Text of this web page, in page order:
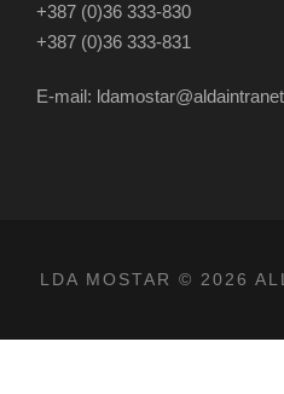
+387 (0)36 333-830
+387 (0)36 333-831
E-mail:
LDA MOSTAR © 2026